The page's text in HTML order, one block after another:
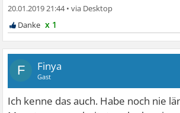
20.01.2019 21:44•
x 1
F Finya
Gast
Ich kenne das auch. Habe noch nie